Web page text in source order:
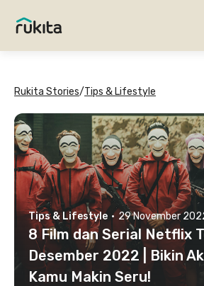
Rukita Stories/Tips & Lifestyle
Tips & Lifestyle · 29 November
8 Film dan Serial Netflix
Desember 2022 | Bikin
Kamu Makin Seru!